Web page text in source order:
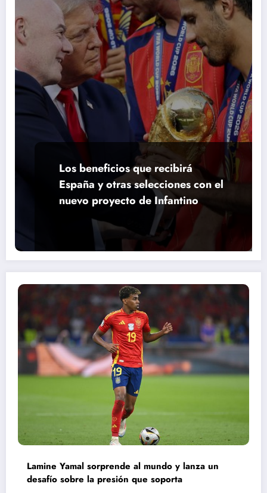
Los beneficios que recibirá
España y otras selecciones con el
nuevo proyecto de Infantino
Lamine Yamal sorprende al mundo y lanza un
desafío sobre la presión que soporta